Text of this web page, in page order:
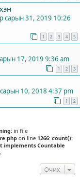
сарын 31, 2019 10:26
1 2 3 4 5
17, 2019 9:36 am
1 2 3
10, 2018 4:37 pm
1 2
: in file
on line 1266: count():
implements Countable
Очих